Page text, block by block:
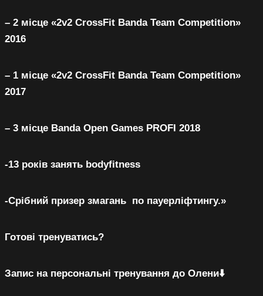
– 2 місце «2v2 CrossFit Banda Team Competition»
2016
– 1 місце «2v2 CrossFit Banda Team Competition»
2017
– 3 місце Banda Open Games PROFI 2018
-13 років занять bodyfitness
-Срібний призер змагань по пауерліфтингу.»
Готові тренуватись?
Запис на персональні тренування до Олени⬇️